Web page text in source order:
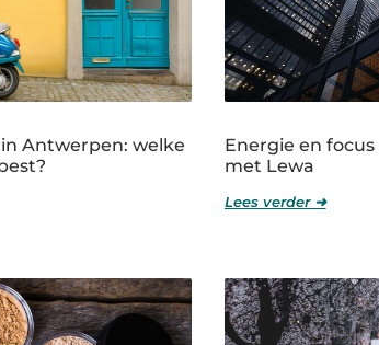
Antwerpen: welke
Energie en
met Lewa
Lees verder ➜